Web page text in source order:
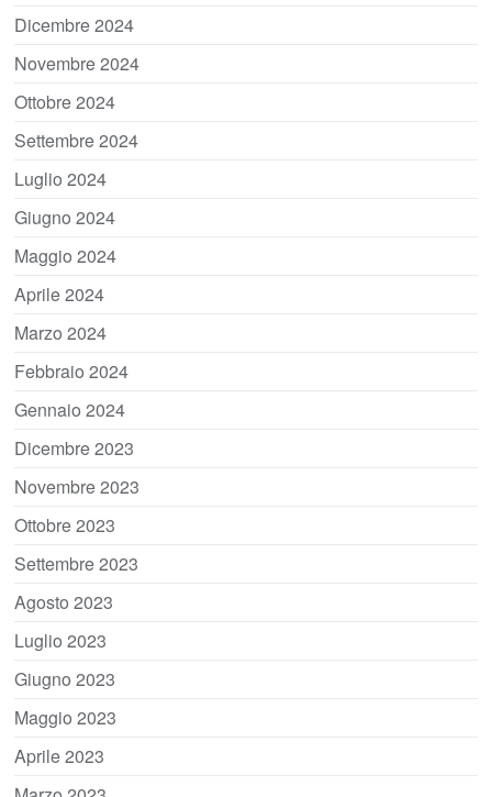
Dicembre 2024
Novembre 2024
Ottobre 2024
Settembre 2024
Luglio 2024
Giugno 2024
Maggio 2024
Aprile 2024
Marzo 2024
Febbraio 2024
Gennaio 2024
Dicembre 2023
Novembre 2023
Ottobre 2023
Settembre 2023
Agosto 2023
Luglio 2023
Giugno 2023
Maggio 2023
Aprile 2023